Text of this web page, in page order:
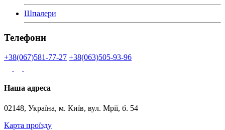
Шпалери
Телефони
+38(067)581-77-27 +38(063)505-93-96
Наша адреса
02148, Україна, м. Київ, вул. Мрії, б. 54
Карта проїзду